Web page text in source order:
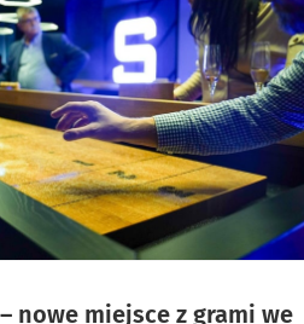
nowe miejsce z grami we
zdjęć